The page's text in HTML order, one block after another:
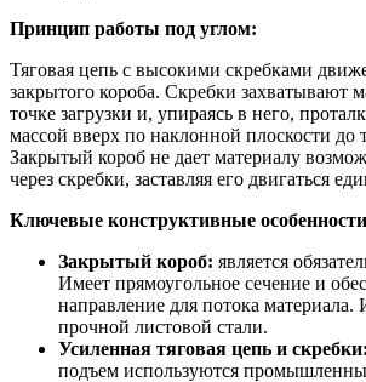
Принцип работы под углом:
Тяговая цепь с высокими скребками
закрытого короба. Скребки захватывают
точке загрузки и, упираясь в него,
массой вверх по наклонной плоскости до
Закрытый короб не дает материалу
через скребки, заставляя его двигаться
Ключевые конструктивные
Закрытый короб: является
Имеет прямоугольное сечение и
направление для потока материала.
прочной листовой стали.
Усиленная тяговая цепь и скребки:
подъем используются